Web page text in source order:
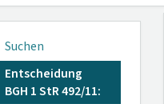
Suchen
Entscheidung
BGH 1 StR 492/11: